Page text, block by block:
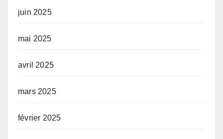
juin 2025
mai 2025
avril 2025
mars 2025
février 2025